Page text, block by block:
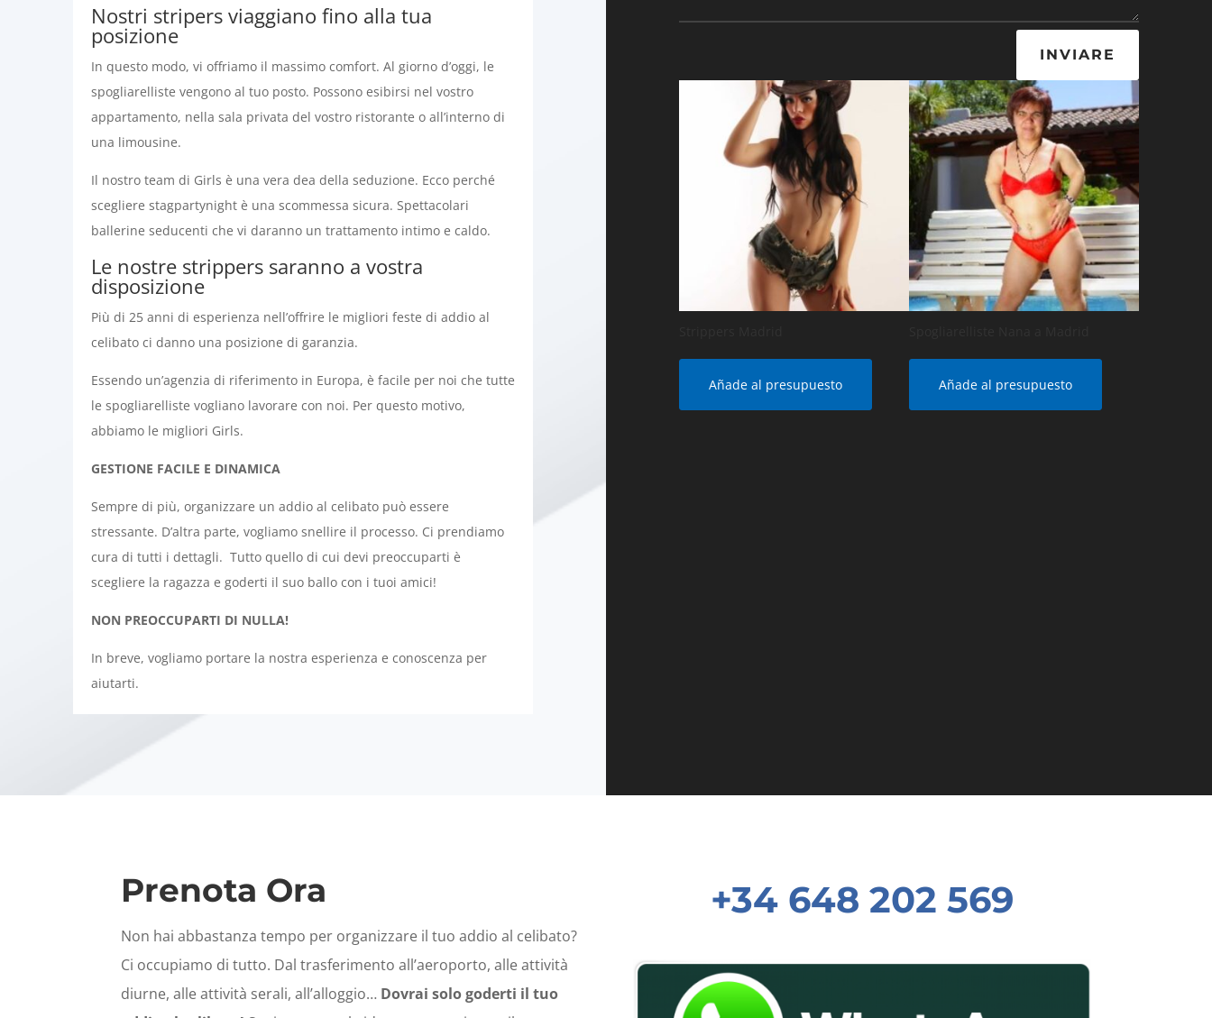
Nostri stripers viaggiano fino alla tua
posizione
In questo modo, vi offriamo il massimo comfort. Al giorno d’oggi, le
spogliarelliste vengono al tuo posto. Possono esibirsi nel vostro
appartamento, nella sala privata del vostro ristorante o all’interno di
una limousine.
Il nostro team di Girls è una vera dea della seduzione. Ecco perché
scegliere stagpartynight è una scommessa sicura. Spettacolari
ballerine seducenti che vi daranno un trattamento intimo e caldo.
Le nostre strippers saranno a vostra
disposizione
Più di 25 anni di esperienza nell’offrire le migliori feste di addio al
celibato ci danno una posizione di garanzia.
Essendo un’agenzia di riferimento in Europa, è facile per noi che tutte
le spogliarelliste vogliano lavorare con noi. Per questo motivo,
abbiamo le migliori Girls.
GESTIONE FACILE E DINAMICA
Sempre di più, organizzare un addio al celibato può essere
stressante. D’altra parte, vogliamo snellire il processo. Ci prendiamo
cura di tutti i dettagli. Tutto quello di cui devi preoccuparti è
scegliere la ragazza e goderti il suo ballo con i tuoi amici!
NON PREOCCUPARTI DI NULLA!
In breve, vogliamo portare la nostra esperienza e conoscenza per
aiutarti.
INVIARE
Añade al presupuesto Añade al presupuesto
Prenota Ora
Non hai abbastanza tempo per organizzare il tuo addio al celibato?
Ci occupiamo di tutto. Dal trasferimento all’aeroporto, alle attività
diurne, alle attività serali, all’alloggio… Dovrai solo goderti il tuo
+34 648 202 569